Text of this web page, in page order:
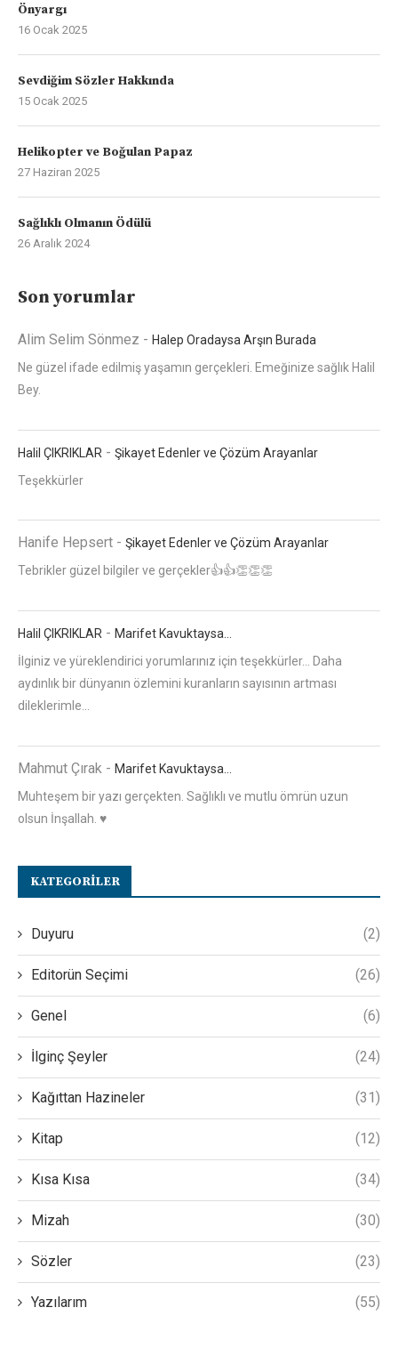
Önyargı
16 Ocak 2025
Sevdiğim Sözler Hakkında
15 Ocak 2025
Helikopter ve Boğulan Papaz
27 Haziran 2025
Sağlıklı Olmanın Ödülü
26 Aralık 2024
Son yorumlar
Alim Selim Sönmez - Halep Oradaysa Arşın Burada
Ne güzel ifade edilmiş yaşamın gerçekleri. Emeğinize sağlık Halil
Bey.
Halil ÇIKRIKLAR - Şikayet Edenler ve Çözüm Arayanlar
Teşekkürler
Hanife Hepsert - Şikayet Edenler ve Çözüm Arayanlar
Tebrikler güzel bilgiler ve gerçekler👍👍👏👏👏
Halil ÇIKRIKLAR - Marifet Kavuktaysa…
İlginiz ve yüreklendirici yorumlarınız için teşekkürler... Daha
aydınlık bir dünyanın özlemini kuranların sayısının artması
dileklerimle...
Mahmut Çırak - Marifet Kavuktaysa…
Muhteşem bir yazı gerçekten. Sağlıklı ve mutlu ömrün uzun
olsun İnşallah. ♥️
KATEGORILER
Duyuru (2)
Editorün Seçimi (26)
Genel (6)
İlginç Şeyler (24)
Kağıttan Hazineler (31)
Kitap (12)
Kısa Kısa (34)
Mizah (30)
Sözler (23)
Yazılarım (55)